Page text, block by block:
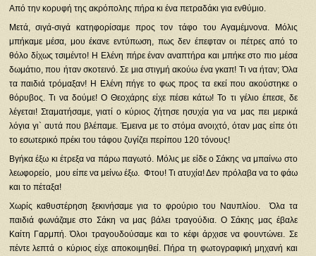
Από την κορυφή της ακρόπολης πήρα κι ένα πετραδάκι για ενθύμιο.
Μετά, σιγά-σιγά κατηφορίσαμε προς τον τάφο του Αγαμέμνονα. Μόλις
μπήκαμε μέσα, μου έκανε εντύπωση, πως δεν έπεφταν οι πέτρες από το
θόλο δίχως τσιμέντο! Η Ελένη πήρε έναν αναπτήρα και μπήκε στο πιο μέσα
δωμάτιο, που ήταν σκοτεινό. Σε μια στιγμή ακούω ένα γκαπ! Τι να ήταν; Όλα
τα παιδιά τρόμαξαν! Η Ελένη πήγε το φως προς τα εκεί που ακούστηκε ο
θόρυβος. Τι να δούμε! Ο Θεοχάρης είχε πέσει κάτω! Το τι γέλιο έπεσε, δε
λέγεται! Σταματήσαμε, γιατί ο κύριος ζήτησε ησυχία για να μας πει μερικά
λόγια γι` αυτά που βλέπαμε. Έμεινα με το στόμα ανοιχτό, όταν μας είπε ότι
το εσωτερικό πρέκι του τάφου ζυγίζει περίπου 120 τόνους!
Βγήκα έξω κι έτρεξα να πάρω παγωτό. Μόλις με είδε ο Σάκης να μπαίνω στο
λεωφορείο, μου είπε να μείνω έξω. Φτου! Τι ατυχία! Δεν πρόλαβα να το φάω
και το πέταξα!
Χωρίς καθυστέρηση ξεκινήσαμε για το φρούριο του Ναυπλίου. Όλα τα
παιδιά φωνάζαμε στο Σάκη να μας βάλει τραγούδια. Ο Σάκης μας έβαλε
Καίτη Γαρμπή. Όλοι τραγουδούσαμε και το κέφι άρχισε να φουντώνει. Σε
πέντε λεπτά ο κύριος είχε αποκοιμηθεί. Πήρα τη φωτογραφική μηχανή και